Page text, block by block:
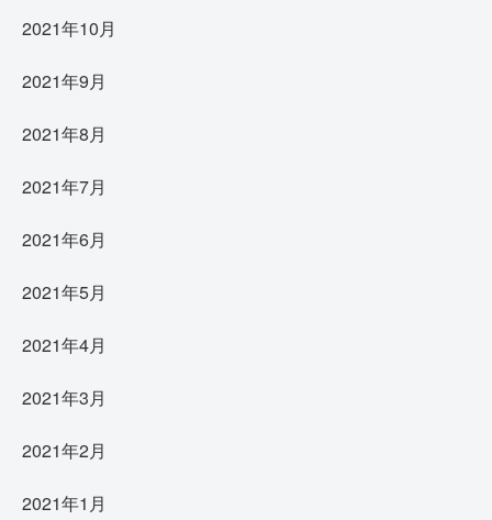
2021年10月
2021年9月
2021年8月
2021年7月
2021年6月
2021年5月
2021年4月
2021年3月
2021年2月
2021年1月